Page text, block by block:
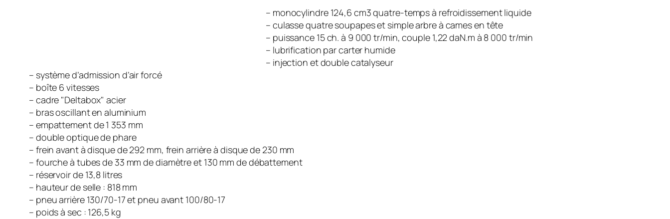
– monocylindre 124,6 cm3 quatre-temps à refroidissement liquide
– culasse quatre soupapes et simple arbre à cames en tête
– puissance 15 ch. à 9 000 tr/min, couple 1,22 daN.m à 8 000 tr/min
– lubrification par carter humide
– injection et double catalyseur
– système d’admission d’air forcé
– boîte 6 vitesses
– cadre "Deltabox" acier
– bras oscillant en aluminium
– empattement de 1 353 mm
– double optique de phare
– frein avant à disque de 292 mm, frein arrière à disque de 230 mm
– fourche à tubes de 33 mm de diamètre et 130 mm de débattement
– réservoir de 13,8 litres
– hauteur de selle : 818 mm
– pneu arrière 130/70-17 et pneu avant 100/80-17
– poids à sec : 126,5 kg